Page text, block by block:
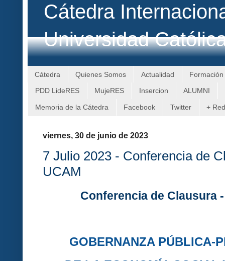
Cátedra
Universidad
Cátedra Quienes Somos Actualidad Formación
PDD LideRES MujeRES Insercion ALUMNI
Memoria de la Cátedra Facebook Twitter +
viernes, 30 de junio de 2023
7 Julio 2023 - Conferencia de
UCAM
Conferencia de Clausura
GOBERNANZA PÚBLICA-